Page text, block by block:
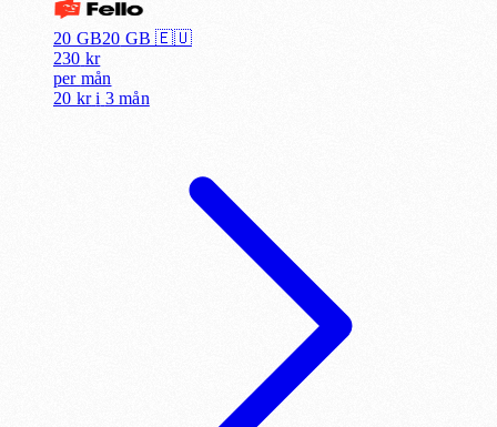
20 GB20 GB 🇪🇺
230 kr
per mån
20 kr i 3 mån